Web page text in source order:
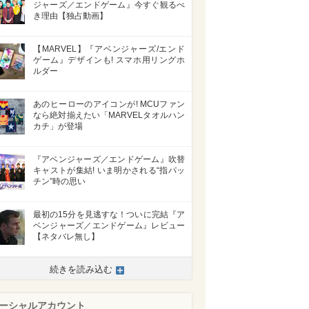
ジャーズ／エンドゲーム』今すぐ観るべ
き理由【独占動画】
【MARVEL】『アベンジャーズ/エンド
ゲーム』デザインも! スマホ用リングホ
ルダー
あのヒーローのアイコンが! MCUファン
なら絶対揃えたい「MARVELタオルハン
カチ」が登場
『アベンジャーズ／エンドゲーム』吹替
キャストが集結! いま明かされる“指パッ
チン”時の思い
最初の15分を見逃すな！ついに完結『ア
ベンジャーズ／エンドゲーム』レビュー
【ネタバレ無し】
続きを読み込む
シャルアカウント